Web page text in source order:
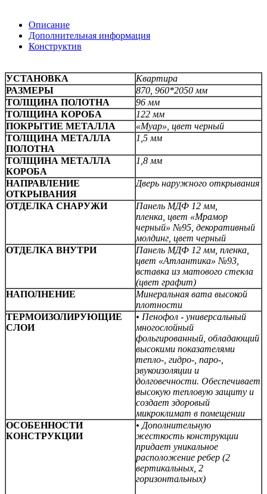
Описание
Дополнительная информация
Конструктив
УСТАНОВКА
Квартира
РАЗМЕРЫ
870, 960*2050 мм
ТОЛЩИНА ПОЛОТНА
96 мм
ТОЛЩИНА КОРОБА
122 мм
ПОКРЫТИЕ МЕТАЛЛА
«Муар», цвет черный
ТОЛЩИНА МЕТАЛЛА
ПОЛОТНА
1,5 мм
ТОЛЩИНА МЕТАЛЛА
КОРОБА
1,8 мм
НАПРАВЛЕНИЕ
ОТКРЫВАНИЯ
Дверь наружного открывания
ОТДЕЛКА СНАРУЖИ
Панель МДФ 12 мм,
пленка, цвет «Мрамор
черный» №95, декоративный
молдинг, цвет черный
ОТДЕЛКА ВНУТРИ
Панель МДФ 12 мм, пленка,
цвет «Атлантика» №93,
вставка из матового стекла
(цвет графит)
НАПОЛНЕНИЕ
Минеральная вата высокой
плотности
ТЕРМОИЗОЛИРУЮЩИЕ
СЛОИ
• Пенофол - универсальный
многослойный
фольгированный, обладающий
высокими показателями
тепло-, гидро-, паро-,
звукоизоляции и
долговечности. Обеспечивает
высокую тепловую защиту и
создает здоровый
микроклимат в помещении
ОСОБЕННОСТИ
КОНСТРУКЦИИ
• Дополнительную
жесткость конструкции
придает уникальное
расположение ребер (2
вертикальных, 2
горизонтальных)